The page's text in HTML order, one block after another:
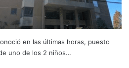
en las últimas horas, puesto
uno de los 2 niños…